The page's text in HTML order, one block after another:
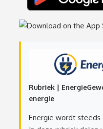
Rubriek |
energie
Energie wordt steeds